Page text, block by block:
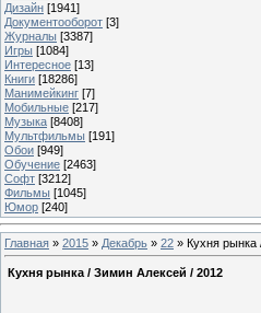
Дизайн [1941]
Документооборот [3]
Журналы [3387]
Игры [1084]
Интересное [13]
Книги [18286]
Манимейкинг [7]
Мобильные [217]
Музыка [8408]
Мультфильмы [191]
Обои [949]
Обучение [2463]
Софт [3212]
Фильмы [1045]
Юмор [240]
Главная » 2015 » Декабрь » 22 » Кухня рынка
Кухня рынка / Зимин Алексей / 2012